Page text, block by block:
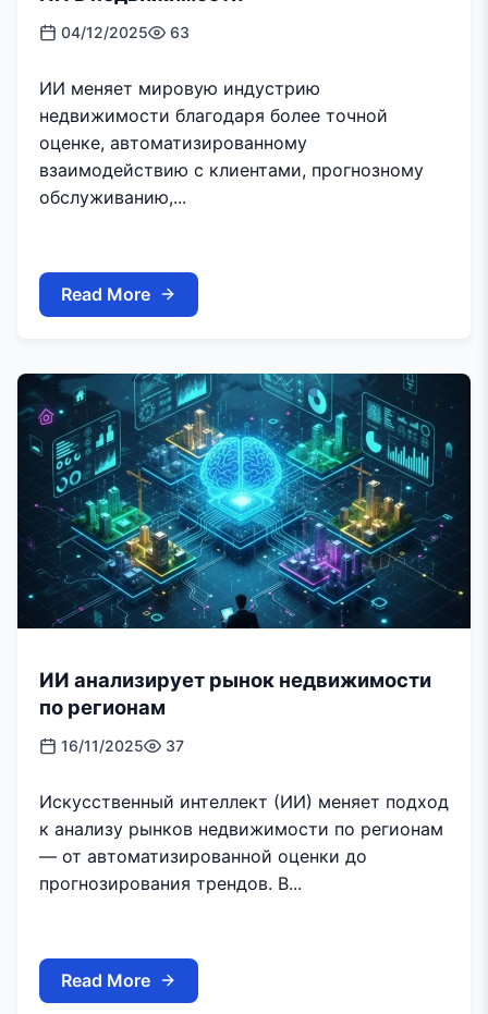
04/12/2025 63
ИИ меняет мировую индустрию
недвижимости благодаря более точной
оценке, автоматизированному
взаимодействию с клиентами, прогнозному
обслуживанию,...
Read More
ИИ анализирует рынок недвижимости
по регионам
16/11/2025 37
Искусственный интеллект (ИИ) меняет подход
к анализу рынков недвижимости по регионам
— от автоматизированной оценки до
прогнозирования трендов. В...
Read More